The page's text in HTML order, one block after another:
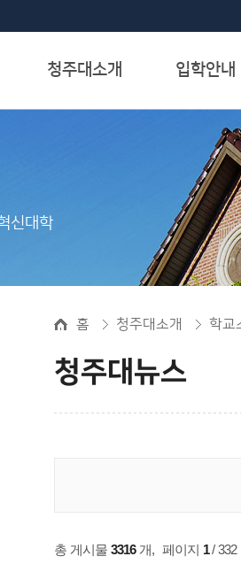
청주대소개 입학안내
신대학
홈 청주대소개 학교
청주대뉴스
총 게시물 3316개, 페이지 1/ 332